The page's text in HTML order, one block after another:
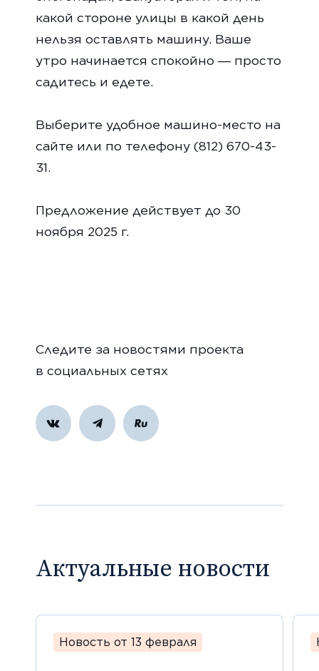
какой стороне улицы в какой день
нельзя оставлять машину. Ваше
утро начинается спокойно — просто
садитесь и едете.
Выберите удобное машино-место на
сайте или по телефону (812) 670-43-
31.
Предложение действует до 30
ноября 2025 г.
Следите за новостями проекта
в социальных сетях
Актуальные новости
Новость от 13 февраля